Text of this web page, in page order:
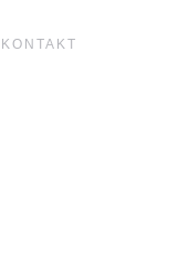
KONTAKT